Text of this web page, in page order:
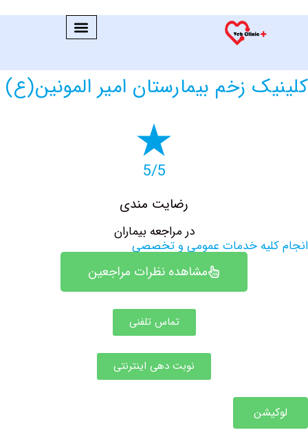
زخم بیمارستان امیر المونین(ع)
رضایت مندی
در مراجعه بیماران
خدمات عمومی و تخصصی
مشاهده نظرات مراجعین
تماس تلفنی
نوبت دهی اینترنتی